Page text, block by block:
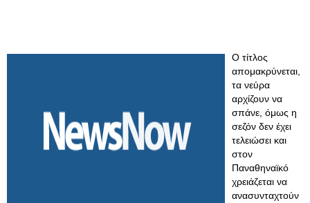
Ο τίτλος
απομακρύνεται,
τα νεύρα
αρχίζουν να
σπάνε, όμως η
σεζόν δεν έχει
τελειώσει και
στον
Παναθηναϊκό
χρειάζεται να
ανασυνταχτούν